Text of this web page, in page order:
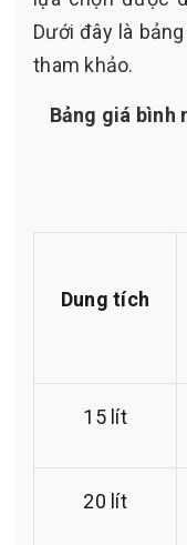
Dưới đây là
tham khảo.
Bảng giá bình
Dung tích
15 lít
20 lít